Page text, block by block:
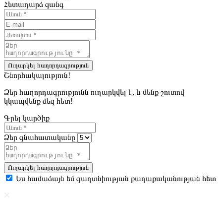
Հետադարձ զանգ
Ուղարկել հաղորդագրություն
Շնորհակալություն!
Ձեր հաղորդագրությունն ուղարկվել է, և մենք շուտով
կկապվենք ձեզ հետ!
Գրել կարծիք
Ձեր գնահատականը
Ուղարկել հաղորդագրություն
Ես համաձայն եմ գաղտնիության քաղաքականության հետ